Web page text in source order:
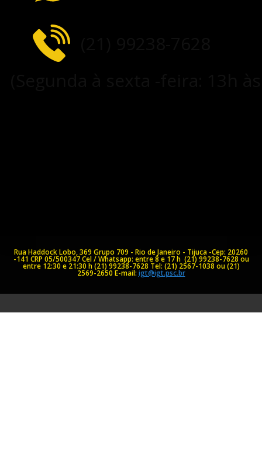
Rua Haddock Lobo, 369 Grupo 709 - Rio de Janeiro - Tijuca -Cep: 20260
-141 CRP 05/500347 Cel / Whatsapp: entre 8 e 17 h (21) 99238-7628 ou
entre 12:30 e 21:30 h (21) 99238-7628 Tel: (21) 2567-1038 ou (21)
2569-2650 E-mail: igt@igt.psc.br